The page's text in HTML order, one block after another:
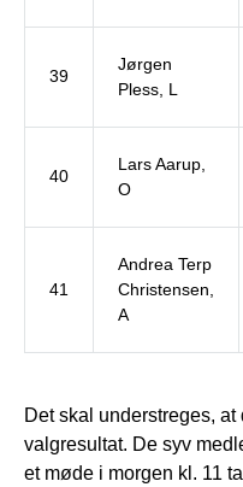
39
Jørgen
Pless, L
40
Lars Aarup,
O
41
Andrea Terp
Christensen,
A
Det skal understreges,
valgresultat. De syv
et møde i morgen kl. 11